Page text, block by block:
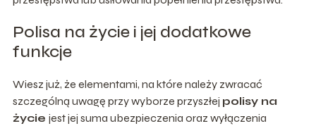
Polisa na życie i jej dodatkowe
funkcje
Wiesz już, że elementami, na które należy zwracać
szczególną uwagę przy wyborze przyszłej polisy na
życie jest jej suma ubezpieczenia oraz wyłączenia